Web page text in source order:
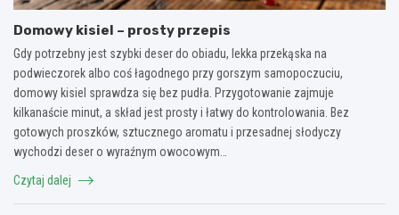
Domowy kisiel – prosty przepis
Gdy potrzebny jest szybki deser do obiadu, lekka przekąska na
podwieczorek albo coś łagodnego przy gorszym samopoczuciu,
domowy kisiel sprawdza się bez pudła. Przygotowanie zajmuje
kilkanaście minut, a skład jest prosty i łatwy do kontrolowania. Bez
gotowych proszków, sztucznego aromatu i przesadnej słodyczy
wychodzi deser o wyraźnym owocowym…
Czytaj dalej